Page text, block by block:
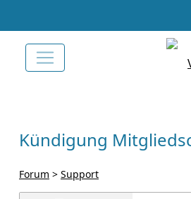
Kündigung
Forum > Support